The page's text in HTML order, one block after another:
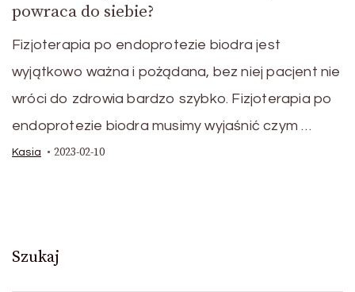
powraca do siebie?
Fizjoterapia po endoprotezie biodra jest
wyjątkowo ważna i pożądana, bez niej pacjent nie
wróci do zdrowia bardzo szybko. Fizjoterapia po
endoprotezie biodra musimy wyjaśnić czym …
Kasia 2023-02-10
Szukaj